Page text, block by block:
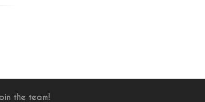
the team!